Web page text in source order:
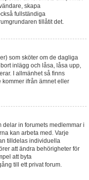
skapa
fullständiga
tillåtit det.
som sköter om de dagliga
inlägg och låsa, låsa upp,
I allmänhet så finns
kommer ifrån ämnet eller
in forumets medlemmar i
kan arbeta med. Varje
tilldelas individuella
att ändra behörigheter för
att byta
till ett privat forum.